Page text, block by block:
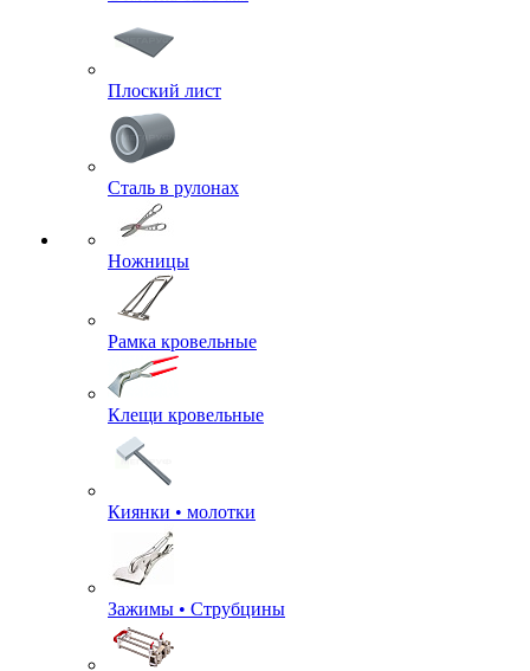
Плоский лист
Сталь в рулонах
Ножницы
Рамка кровельные
Клещи кровельные
Киянки • молотки
Зажимы • Струбцины